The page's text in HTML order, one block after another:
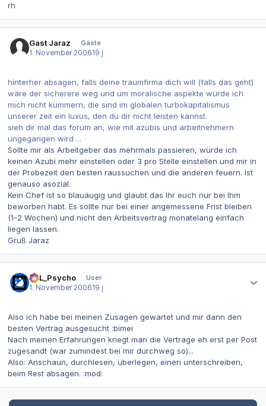
rh
Gast Jaraz
Gäste
1. November 200619 j
hinterher absagen, falls deine traumfirma dich will (falls das geht)
wäre der sicherere weg und um moralische aspekte würde ich
mich nicht kümmern, die sind im globalen turbokapitalismus
unserer zeit ein luxus, den du dir nicht leisten kannst.
sieh dir mal das forum an, wie mit azubis und arbeitnehmern
ungegangen wird ...
Sollte mir als Arbeitgeber das mehrmals passieren, würde ich
keinen Azubi mehr einstellen oder 3 pro Stelle einstellen und mir in
der Probezeit den besten raussuchen und die anderen feuern. Ist
genauso asozial.
Kein Chef ist so blauäugig und glaubt das Ihr euch nur bei Ihm
beworben habt. Es sollte nur bei einer angemessene Frist bleiben
(1-2 Wochen) und nicht den Arbeitsvertrag monatelang einfach
liegen lassen.
Gruß Jaraz
SoL_Psycho
User
1. November 200619 j
Also ich habe bei meinen Zusagen gewartet und mir dann den
besten Vertrag ausgesucht :bimei
Nach meinen Erfahrungen kriegt man die Verträge eh erst per Post
zugesandt (war zumindest bei mir durchweg so)...
Also: Anschaun, durchlesen, überlegen, einen unterschreiben,
beim Rest absagen. :mod: